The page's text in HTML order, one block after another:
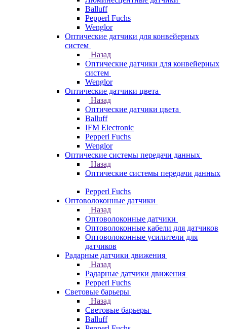
Balluff
Pepperl Fuchs
Wenglor
Оптические датчики для конвейерных
систем
Назад
Оптические датчики для конвейерных
систем
Wenglor
Оптические датчики цвета
Назад
Оптические датчики цвета
Balluff
IFM Electronic
Pepperl Fuchs
Wenglor
Оптические системы передачи данных
Назад
Оптические системы передачи данных
Pepperl Fuchs
Оптоволоконные датчики
Назад
Оптоволоконные датчики
Оптоволоконные кабели для датчиков
Оптоволоконные усилители для
датчиков
Радарные датчики движения
Назад
Радарные датчики движения
Pepperl Fuchs
Световые барьеры
Назад
Световые барьеры
Balluff